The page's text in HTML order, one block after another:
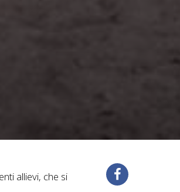
allievi, che si